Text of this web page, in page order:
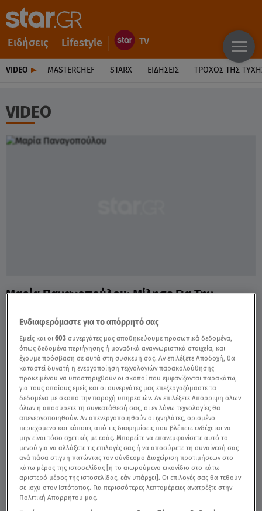
Ειδήσεις Lifestyle
VIDEO MASTERCHEF STARX ΕΙΔΉΣΕΙΣ ΤΡΟΧΌΣ ΤΗΣ
VIDEO
Πέμπτη 6 Αυγούστου 2026
24.04.25, 09:45 MEDIA
Μαρία Παναγοπούλου: Μίλησε Για Την
Απώλεια Του Κ. Χαρδαβέλλα - Video
TAGS: ΜΑΡΙΑ ΠΑΝΑΓΟΠΟΥΛΟΥ ΚΩΣΤΑΣ ΧΑΡΔΑΒΕΛΛΑΣ
ΣΤΟΥΝΤΙΟ 4 BREAKFAST@STAR
Ενδιαφερόμαστε για το απόρρητό σας
Εμείς και οι603 συνεργάτες μας αποθηκεύουμε προσωπικά δεδομένα,
όπως δεδομένα περιήγησης ή μοναδικά αναγνωριστικά στοιχεία, και
έχουμε πρόσβαση σε αυτά στη συσκευή σας. Αν επιλέξετε Αποδοχή, θα
καταστεί δυνατή η ενεργοποίηση τεχνολογιών παρακολούθησης
προκειμένου να υποστηριχθούν οι σκοποί που εμφανίζονται παρακάτω,
για τους οποίους εμείς και οι συνεργάτες μας επεξεργαζόμαστε τα
δεδομένα με σκοπό την παροχή υπηρεσιών. Αν επιλέξετε Απόρριψη όλων
όλων ή αποσύρετε τη συγκατάθεσή σας, οι εν λόγω τεχνολογίες θα
απενεργοποιηθούν. Αν απενεργοποιηθούν οι ιχνηλάτες, ορισμένο
περιεχόμενο και κάποιες από τις διαφημίσεις που βλέπετε ενδέχεται να
μην είναι τόσο σχετικές με εσάς. Μπορείτε να επανεμφανίσετε αυτό το
μενού για να αλλάξετε τις επιλογές σας ή να αποσύρετε τη συναίνεσή σας
ανά πάσα στιγμή πατώντας τον σύνδεσμο Διαχείριση προτιμήσεων στο
κάτω μέρος της ιστοσελίδας [ή το αιωρούμενο εικονίδιο στο κάτω
αριστερό μέρος της ιστοσελίδας, εάν υπάρχει]. Οι επιλογές σας θα τεθούν
σε ισχύ στον Ιστότοπος. Για περισσότερες λεπτομέρειες ανατρέξτε στην
Πολιτική Απορρήτου μας.